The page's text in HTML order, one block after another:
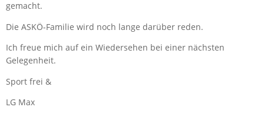
gemacht.
Die ASKÖ-Familie wird noch lange darüber reden.
Ich freue mich auf ein Wiedersehen bei einer nächsten
Gelegenheit.
Sport frei &
LG Max